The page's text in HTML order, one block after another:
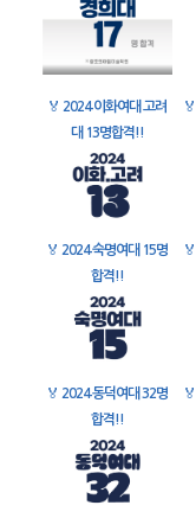
🏅 2024 이화여대 고려
대 13명합격!!
🏅
🏅 2024 숙명여대 15명
합격!!
🏅
🏅 2024 동덕여대 32명
합격!!
🏅